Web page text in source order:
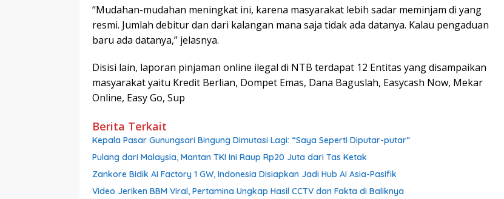
“Mudahan-mudahan meningkat ini, karena masyarakat lebih sadar meminjam di yang
resmi. Jumlah debitur dan dari kalangan mana saja tidak ada datanya. Kalau pengaduan
baru ada datanya,” jelasnya.
Disisi lain, laporan pinjaman online ilegal di NTB terdapat 12 Entitas yang disampaikan
masyarakat yaitu Kredit Berlian, Dompet Emas, Dana Baguslah, Easycash Now, Mekar
Online, Easy Go, Sup
Berita Terkait
Kepala Pasar Gunungsari Bingung Dimutasi Lagi: “Saya Seperti Diputar-putar”
Pulang dari Malaysia, Mantan TKI Ini Raup Rp20 Juta dari Tas Ketak
Zankore Bidik AI Factory 1 GW, Indonesia Disiapkan Jadi Hub AI Asia-Pasifik
Video Jeriken BBM Viral, Pertamina Ungkap Hasil CCTV dan Fakta di Baliknya